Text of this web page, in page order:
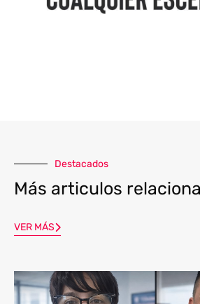
Destacados
Más articulos
VER MÁS